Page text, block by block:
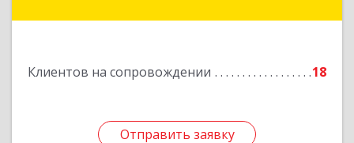
Клиентов на сопровождении 18
Отправить заявку
Отправить заявку